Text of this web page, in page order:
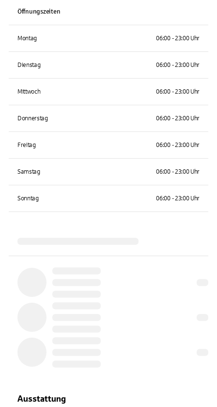
Öffnungszeiten
Montag 06:00 - 23:00 Uhr
Dienstag 06:00 - 23:00 Uhr
Mittwoch 06:00 - 23:00 Uhr
Donnerstag 06:00 - 23:00 Uhr
Freitag 06:00 - 23:00 Uhr
Samstag 06:00 - 23:00 Uhr
Sonntag 06:00 - 23:00 Uhr
Ausstattung